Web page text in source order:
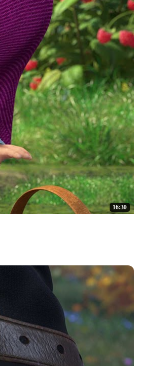
16:30